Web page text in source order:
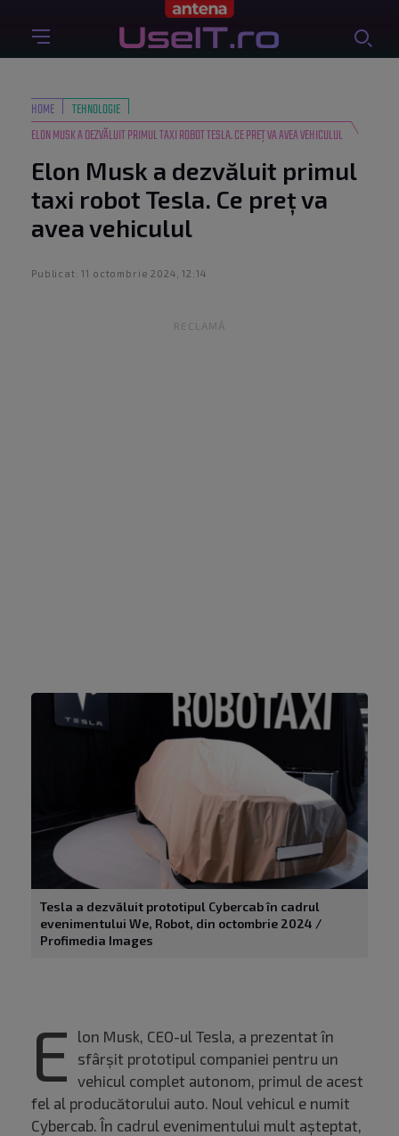
HOME
TEHNOLOGIE
ELON MUSK A DEZVĂLUIT PRIMUL TAXI ROBOT TESLA. CE PREȚ VA AVEA VEHICULUL
Elon Musk a dezvăluit primul
taxi robot Tesla. Ce preț va
avea vehiculul
Publicat: 11 octombrie 2024, 12:14
RECLAMĂ
Tesla a dezvăluit prototipul Cybercab în cadrul
evenimentului We, Robot, din octombrie 2024 /
Profimedia Images
E
lon Musk, CEO-ul Tesla, a prezentat în
sfârșit prototipul companiei pentru un
vehicul complet autonom, primul de acest
fel al producătorului auto. Noul vehicul e numit
Cybercab. În cadrul evenimentului mult așteptat,